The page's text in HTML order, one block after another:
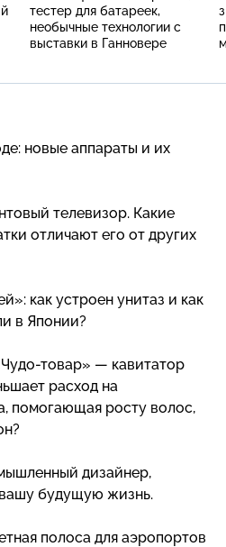
тестер для батареек,
необычные технологии с
выставки в Ганновере
новые аппараты и их
телевизор. Какие
отличают его от других
как устроен унитаз и как
в Японии?
товар» — кавитатор
расход на
помогающая росту волос,
дизайнер,
будущую жизнь.
полоса для аэропортов